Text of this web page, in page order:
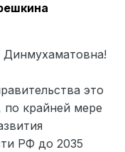
Динмухаматовна!
это
по крайней мере
РФ до 2035